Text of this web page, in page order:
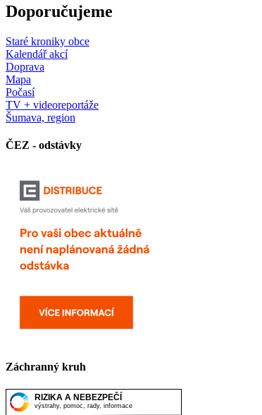
Doporučujeme
Staré kroniky obce
Kalendář akcí
Doprava
Mapa
Počasí
TV + videoreportáže
Šumava, region
ČEZ - odstávky
Záchranný kruh